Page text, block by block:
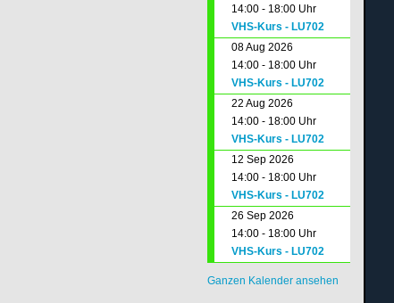
14:00 - 18:00 Uhr
VHS-Kurs - LU702
08 Aug 2026
14:00 - 18:00 Uhr
VHS-Kurs - LU702
22 Aug 2026
14:00 - 18:00 Uhr
VHS-Kurs - LU702
12 Sep 2026
14:00 - 18:00 Uhr
VHS-Kurs - LU702
26 Sep 2026
14:00 - 18:00 Uhr
VHS-Kurs - LU702
Ganzen Kalender ansehen